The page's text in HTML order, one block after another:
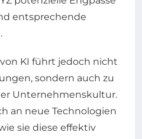
entsprechende
KI führt jedoch nicht
sondern auch zu
Unternehmenskultur.
an neue Technologien
sie diese effektiv